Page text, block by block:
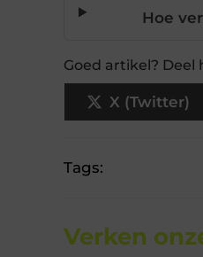
Hoe
Goed artikel? Deel
X (Twitter)
Tags:
Verken